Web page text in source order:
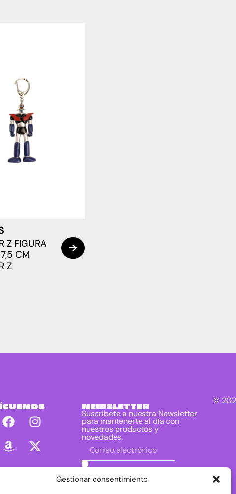
Gestionar consentimiento
Z FIGURA
CM
Z
NEWSLETTER
Suscríbete a nuestra Newsletter
para mantenerte al día con
nuestros productos y
novedades.
contenidas en la política de privacidad
sobre el tratamiento de mis datos para
©